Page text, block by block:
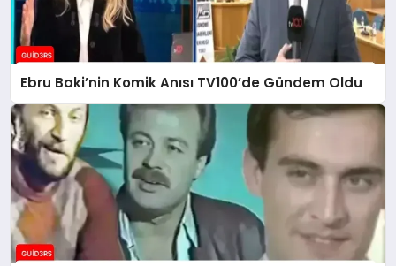
Ebru Baki’nin Komik Anısı TV100’de Gündem Oldu